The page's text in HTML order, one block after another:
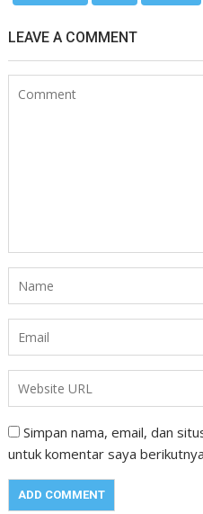
LEAVE A COMMENT
Simpan nama, email, dan
untuk komentar saya